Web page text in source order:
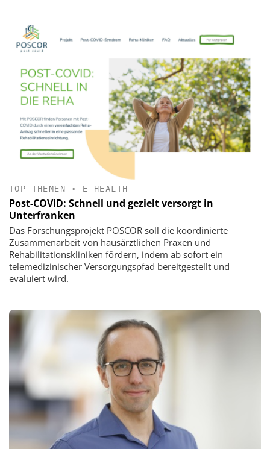
TOP-THEMEN • E-HEALTH
Post-COVID: Schnell und gezielt versorgt in
Unterfranken
Das Forschungsprojekt POSCOR soll die koordinierte
Zusammenarbeit von hausärztlichen Praxen und
Rehabilitationskliniken fördern, indem ab sofort ein
telemedizinischer Versorgungspfad bereitgestellt und
evaluiert wird.